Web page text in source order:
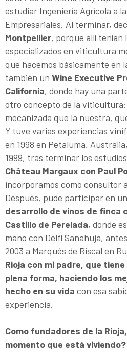
estudiar Ingeniería Agrícola a
Empresariales. Al terminar,
Montpellier, porque allí tenían
especializados en viticultura
que hacemos básicamente en
también un Wine Executive
California, donde hay una
otro concepto de la
mecanizada que la nuestra,
Y tuve varias experiencias
en 1998 en Petaluma,
1999, tras terminar los
Château Margaux con Paul
incorporamos como consultor
Después, pude participar en
desarrollo de vinos de finca
Castillo de Perelada, donde
mano con Delfí Sanahuja,
2003 a Marqués de Riscal en
Rioja con mi padre, que
plena forma, haciendo los
hecho en su vida con esa
experiencia.
Como fundadores de la
momento que está viviendo?